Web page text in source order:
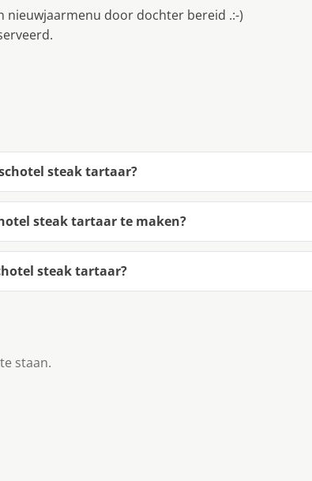
nieuwjaarmenu door dochter bereid .:-)
steak tartaar?
steak tartaar te maken?
steak tartaar?
staan.